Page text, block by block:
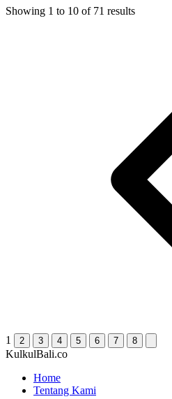
Showing 1 to 10 of 71 results
1 2 3 4 5 6 7 8
KulkulBali.co
Home
Tentang Kami